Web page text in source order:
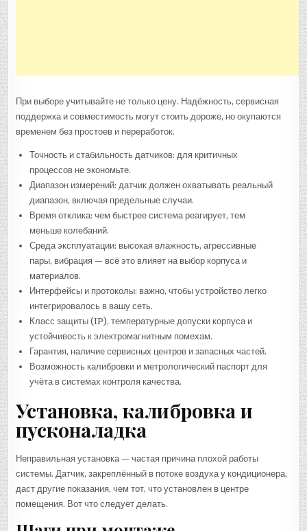
При выборе учитывайте не только цену. Надёжность, сервисная
поддержка и совместимость могут стоить дороже, но окупаются
временем без простоев и переработок.
Точность и стабильность датчиков: для критичных
процессов не экономьте.
Диапазон измерений: датчик должен охватывать реальный
диапазон, включая предельные случаи.
Время отклика: чем быстрее система реагирует, тем
меньше колебаний.
Среда эксплуатации: высокая влажность, агрессивные
пары, вибрация — всё это влияет на выбор корпуса и
материалов.
Интерфейсы и протоколы: важно, чтобы устройство легко
интегрировалось в вашу сеть.
Класс защиты (IP), температурные допуски корпуса и
устойчивость к электромагнитным помехам.
Гарантия, наличие сервисных центров и запасных частей.
Возможность калибровки и метрологический паспорт для
учёта в системах контроля качества.
Установка, калибровка и
пусконаладка
Неправильная установка — частая причина плохой работы
системы. Датчик, закреплённый в потоке воздуха у кондиционера,
даст другие показания, чем тот, что установлен в центре
помещения. Вот что следует делать.